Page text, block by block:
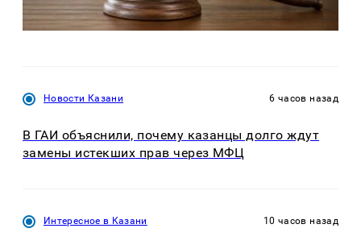
Новости Казани 6 часов назад
В ГАИ объяснили, почему казанцы долго ждут
замены истекших прав через МФЦ
Интересное в Казани 10 часов назад